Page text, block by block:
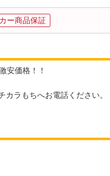
ー商品保証
安価格！！
ラもちへお電話ください。